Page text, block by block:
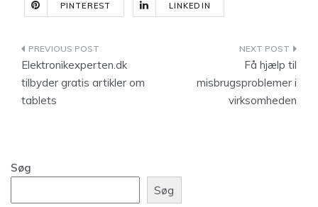
PINTEREST LINKEDIN
Indlægsnavigation
Elektronikexperten.dk
tilbyder gratis artikler om
tablets
Få hjælp til
misbrugsproblemer i
virksomheden
Søg
Søg